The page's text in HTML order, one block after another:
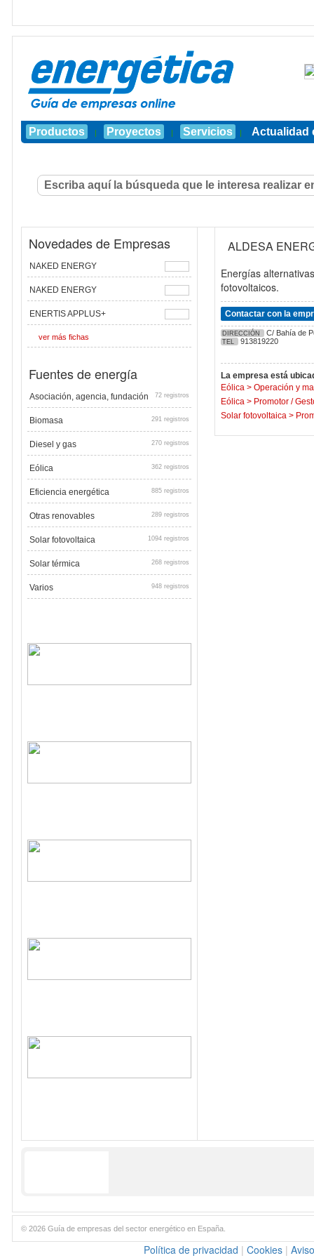
Productos | Proyectos | Servicios | Actualidad
Novedades de Empresas
NAKED ENERGY
NAKED ENERGY
ENERTIS APPLUS+
ver más fichas
Fuentes de energía
Asociación, agencia, fundación 72 registros
Biomasa 291 registros
Diesel y gas 270 registros
Eólica 362 registros
Eficiencia energética 885 registros
Otras renovables 289 registros
Solar fotovoltaica 1094 registros
Solar térmica 268 registros
Varios 948 registros
ALDESA
Energías
fotovoltaicos.
Contactar con la
DIRECCIÓN C/ Bahía de
TEL 913819220
La empresa está
Eólica > Operación y
Eólica > Promotor /
Solar fotovoltaica >
© 2026 Guía de empresas del sector energético en España.
Política de privacidad | Cookies |